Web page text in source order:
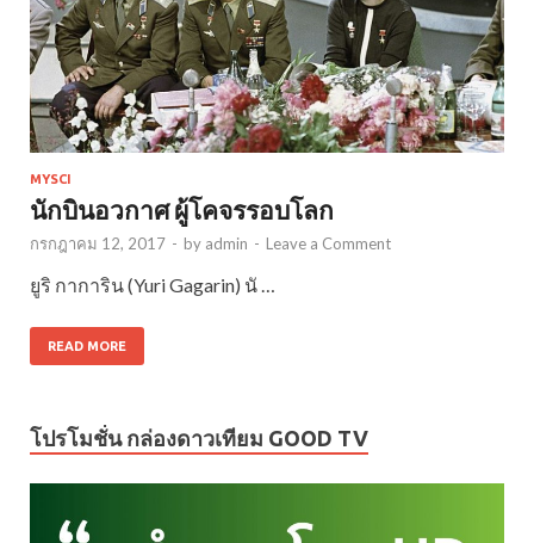
MYSCI
นักบินอวกาศ ผู้โคจรรอบโลก
กรกฎาคม 12, 2017 - by admin - Leave a Comment
ยูริ กาการิน (Yuri Gagarin) นั …
READ MORE
โปรโมชั่น กล่องดาวเทียม GOOD TV